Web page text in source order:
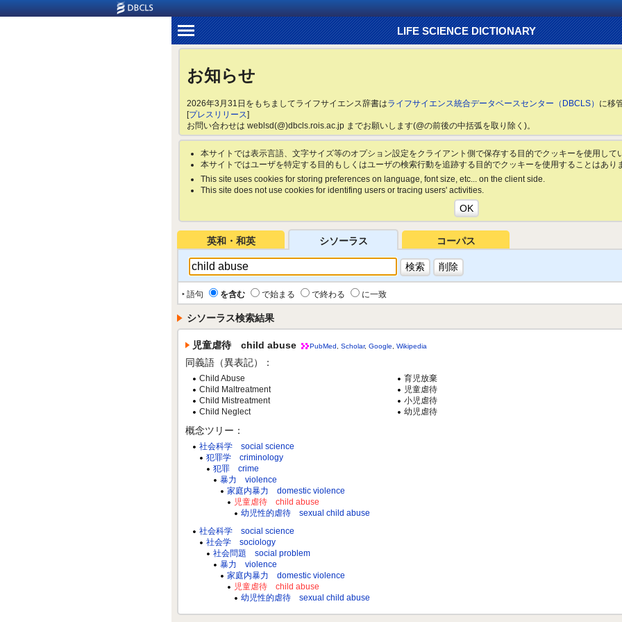
LIFE SCIENCE DICTIONARY
お知らせ
2026年3月31日をもちましてライフサイエンス辞書はライフサイエンス統合データベースセンター（DBCLS） に移
[プレスリリース]
お問い合わせは weblsd(@)dbcls.rois.ac.jp までお願いします(@の前後の中括弧を取り除く)。
本サイトでは表示言語、文字サイズ等のオプション設定をクライアント側で保存する目的でクッキーを使用して
本サイトではユーザを特定する目的もしくはユーザの検索行動を追跡する目的でクッキーを使用することはあり
This site uses cookies for storing preferences on language, font size, etc... on the client side.
This site does not use cookies for identifing users or tracing users' activities.
英和・和英 シソーラス コーパス
‣ 語句 を含む で始まる で終わる
に一致
シソーラス検索結果
児童虐待 child abuse PubMed Scholar, Google Wikipedia
同義語（異表記）：
Child Abuse
Child Maltreatment
Child Mistreatment
Child Neglect
育児放棄
児童虐待
小児虐待
幼児虐待
概念ツリー：
社会科学 social science
犯罪学 criminology
犯罪 crime
暴力 violence
家庭内暴力 domestic violence
児童虐待 child abuse
幼児性的虐待 sexual child abuse
社会科学 social science
社会学 sociology
社会問題 social problem
暴力 violence
家庭内暴力 domestic violence
児童虐待 child abuse
幼児性的虐待 sexual child abuse